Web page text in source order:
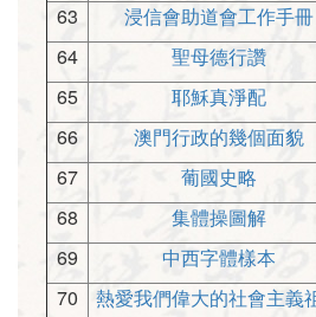
63
浸信會助道會工作手冊
64
聖母德行讚
65
耶穌真淨配
66
澳門行政的幾個面貌
67
葡國史略
68
集體操圖解
69
中西字體樣本
70
熱愛我們偉大的社會主義